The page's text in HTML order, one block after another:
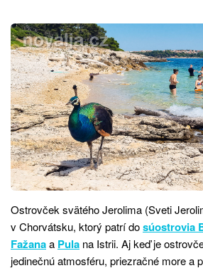
Ostrovček svätého Jerolima (Sveti
v Chorvátsku, ktorý patrí dosúostrovia
Fažanaa Pula na Istrii. Aj keď je
jedinečnú atmosféru, priezračné more a